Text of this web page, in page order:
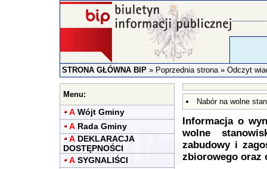
STRONA GŁÓWNA BIP»Poprzednia strona» Odczyt
Menu:
A Wójt Gminy
A Rada Gminy
A DEKLARACJA
DOSTĘPNOŚCI
A SYGNALIŚCI
Nabór na wolne
Informacja o
wolne
zabudowy i
zbiorowego oraz